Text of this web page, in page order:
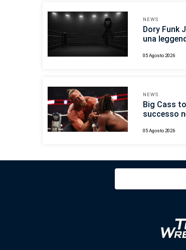
NEWS
Dory Funk
una
05 Agosto 2026
NEWS
Big Cass
successo
05 Agosto 2026
Ricerca